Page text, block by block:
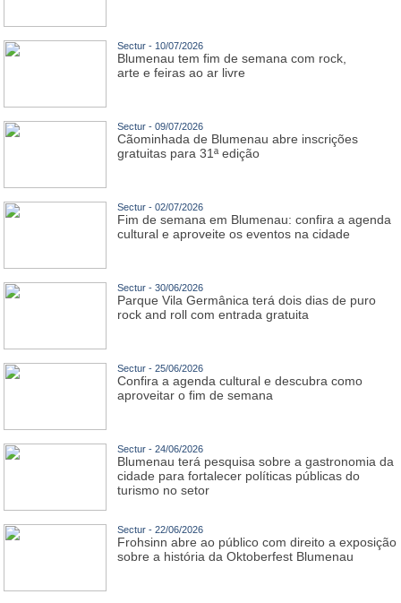
Sectur - 10/07/2026
Blumenau tem fim de semana com rock,
arte e feiras ao ar livre
Sectur - 09/07/2026
Cãominhada de Blumenau abre inscrições
gratuitas para 31ª edição
Sectur - 02/07/2026
Fim de semana em Blumenau: confira a agenda
cultural e aproveite os eventos na cidade
Sectur - 30/06/2026
Parque Vila Germânica terá dois dias de puro
rock and roll com entrada gratuita
Sectur - 25/06/2026
Confira a agenda cultural e descubra como
aproveitar o fim de semana
Sectur - 24/06/2026
Blumenau terá pesquisa sobre a gastronomia da
cidade para fortalecer políticas públicas do
turismo no setor
Sectur - 22/06/2026
Frohsinn abre ao público com direito a exposição
sobre a história da Oktoberfest Blumenau